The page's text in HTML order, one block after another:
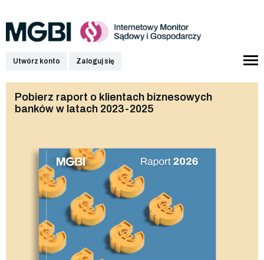
Utwórz konto Zaloguj się
Pobierz raport o klientach biznesowych
banków w latach 2023-2025